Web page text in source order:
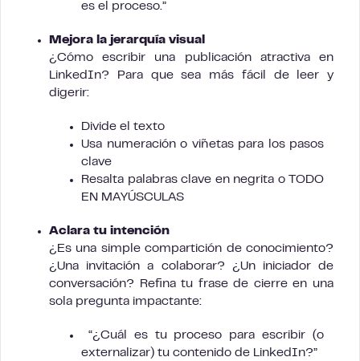
es el proceso.”
Mejora la jerarquía visual
¿Cómo escribir una publicación atractiva en
LinkedIn? Para que sea más fácil de leer y
digerir:
Divide el texto
Usa numeración o viñetas para los pasos
clave
Resalta palabras clave en negrita o TODO
EN MAYÚSCULAS
Aclara tu intención
¿Es una simple compartición de conocimiento?
¿Una invitación a colaborar? ¿Un iniciador de
conversación? Refina tu frase de cierre en una
sola pregunta impactante:
“¿Cuál es tu proceso para escribir (o
externalizar) tu contenido de LinkedIn?”